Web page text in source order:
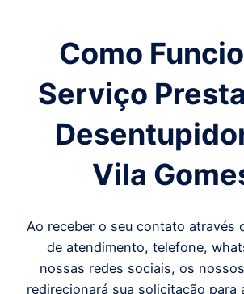
Como
Serviço
Vila
Ao receber o seu contato através
de atendimento, telefone,
nossas redes sociais, os
redirecionará sua solicitação para